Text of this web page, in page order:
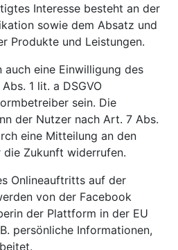
Interesse besteht an der
sowie dem Absatz und
Produkte und Leistungen.
auch eine Einwilligung des
1 lit. a DSGVO
sein. Die
der Nutzer nach Art. 7 Abs.
eine Mitteilung an den
Zukunft widerrufen.
Onlineauftritts auf der
von der Facebook
der Plattform in der EU
persönliche Informationen,